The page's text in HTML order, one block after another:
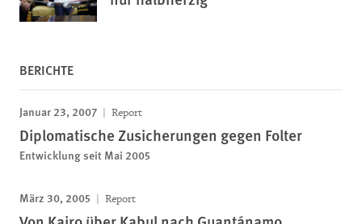
BERICHTE
Januar 23, 2007 Report
Diplomatische Zusicherungen gegen Folter
Entwicklung seit Mai 2005
März 30, 2005 Report